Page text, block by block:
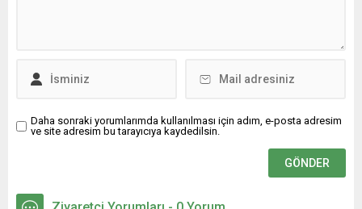
Daha sonraki yorumlarımda kullanılması için adım, e-posta adresim
ve site adresim bu tarayıcıya kaydedilsin.